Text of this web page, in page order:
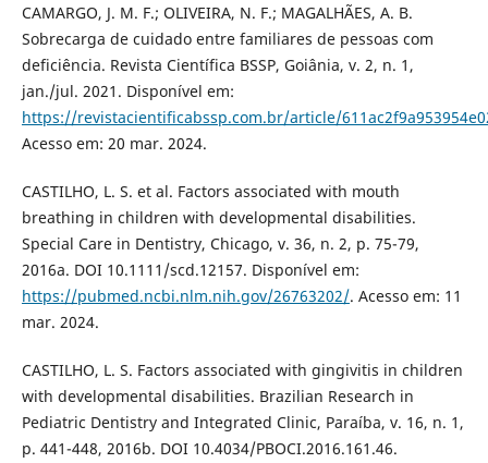
CAMARGO, J. M. F.; OLIVEIRA, N. F.; MAGALHÃES, A. B.
Sobrecarga de cuidado entre familiares de pessoas com
deficiência. Revista Científica BSSP, Goiânia, v. 2, n. 1,
jan./jul. 2021. Disponível em:
https://revistacientificabssp.com.br/article/
Acesso em: 20 mar. 2024.
CASTILHO, L. S. et al. Factors associated with mouth
breathing in children with developmental disabilities.
Special Care in Dentistry, Chicago, v. 36, n. 2, p. 75-79,
2016a. DOI 10.1111/scd.12157. Disponível em:
https://pubmed.ncbi.nlm.nih.gov/26763202/. Acesso em: 11
mar. 2024.
CASTILHO, L. S. Factors associated with gingivitis in children
with developmental disabilities. Brazilian Research in
Pediatric Dentistry and Integrated Clinic, Paraíba, v. 16, n. 1,
p. 441-448, 2016b. DOI 10.4034/PBOCI.2016.161.46.